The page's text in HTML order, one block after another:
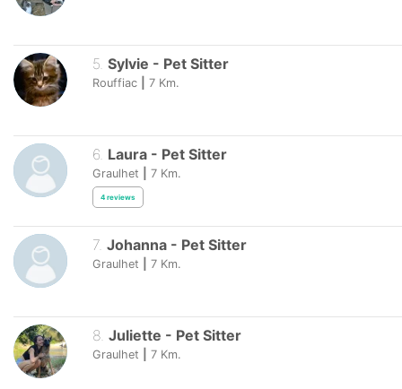
5 Sylvie - Pet Sitter
Rouffiac 7 Km.
6. Laura - Pet Sitter
Graulhet 7 Km.
4 reviews
7. Johanna - Pet Sitter
Graulhet 7 Km.
8. Juliette - Pet Sitter
Graulhet 7 Km.